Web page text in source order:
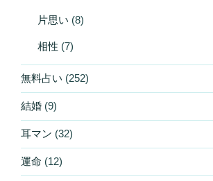
片思い (8)
相性 (7)
無料占い (252)
結婚 (9)
耳マン (32)
運命 (12)